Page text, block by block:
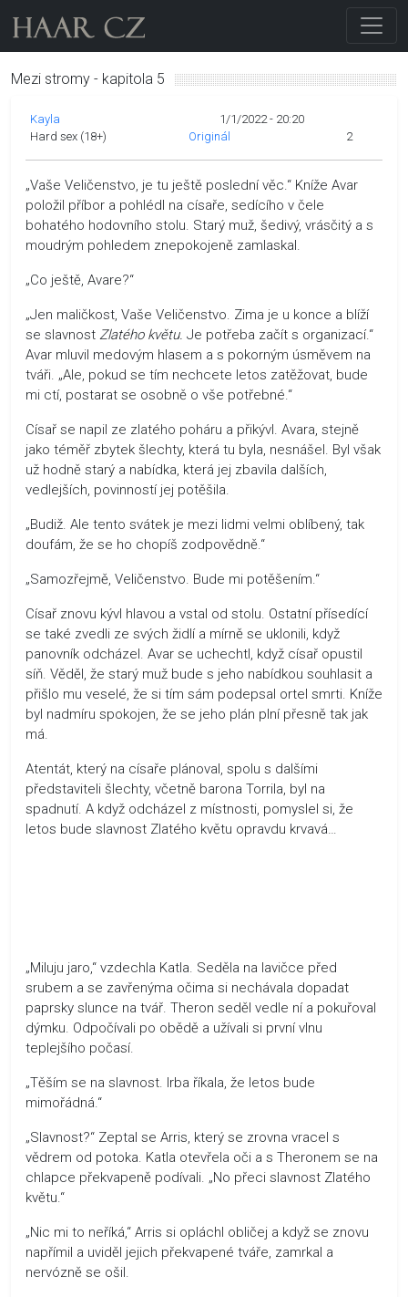
Mezi stromy - kapitola 5
Kayla
1/1/2022 - 20:20
Hard sex (18+)
Originál 2
„Vaše Veličenstvo, je tu ještě poslední věc.“ Kníže Avar
položil příbor a pohlédl na císaře, sedícího v čele
bohatého hodovního stolu. Starý muž, šedivý, vrásčitý a s
moudrým pohledem znepokojeně zamlaskal.
„Co ještě, Avare?“
„Jen maličkost, Vaše Veličenstvo. Zima je u konce a blíží
se slavnost Zlatého květu. Je potřeba začít s organizací.“
Avar mluvil medovým hlasem a s pokorným úsměvem na
tváři. „Ale, pokud se tím nechcete letos zatěžovat, bude
mi ctí, postarat se osobně o vše potřebné.“
Císař se napil ze zlatého poháru a přikývl. Avara, stejně
jako téměř zbytek šlechty, která tu byla, nesnášel. Byl však
už hodně starý a nabídka, která jej zbavila dalších,
vedlejších, povinností jej potěšila.
„Budiž. Ale tento svátek je mezi lidmi velmi oblíbený, tak
doufám, že se ho chopíš zodpovědně.“
„Samozřejmě, Veličenstvo. Bude mi potěšením.“
Císař znovu kývl hlavou a vstal od stolu. Ostatní přísedící
se také zvedli ze svých židlí a mírně se uklonili, když
panovník odcházel. Avar se uchechtl, když císař opustil
síň. Věděl, že starý muž bude s jeho nabídkou souhlasit a
přišlo mu veselé, že si tím sám podepsal ortel smrti. Kníže
byl nadmíru spokojen, že se jeho plán plní přesně tak jak
má.
Atentát, který na císaře plánoval, spolu s dalšími
představiteli šlechty, včetně barona Torrila, byl na
spadnutí. A když odcházel z místnosti, pomyslel si, že
letos bude slavnost Zlatého květu opravdu krvavá…
„Miluju jaro,“ vzdechla Katla. Seděla na lavičce před
srubem a se zavřenýma očima si nechávala dopadat
paprsky slunce na tvář. Theron seděl vedle ní a pokuřoval
dýmku. Odpočívali po obědě a užívali si první vlnu
teplejšího počasí.
„Těším se na slavnost. Irba říkala, že letos bude
mimořádná.“
„Slavnost?“ Zeptal se Arris, který se zrovna vracel s
vědrem od potoka. Katla otevřela oči a s Theronem se na
chlapce překvapeně podívali. „No přeci slavnost Zlatého
květu.“
„Nic mi to neříká,“ Arris si opláchl obličej a když se znovu
napřímil a uviděl jejich překvapené tváře, zamrkal a
nervózně se ošil.